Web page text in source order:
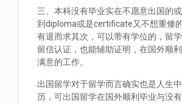
三、本科没有毕业实在不愿意出国的
到diploma或是certificate又不想重修
有退而求其次，可以带有学位的，留
留信认证，也能辅助证明，在国外顺
满意的工作。
出国留学对于留学而言确实也是人生
历，可出国留学在国外顺利毕业与没